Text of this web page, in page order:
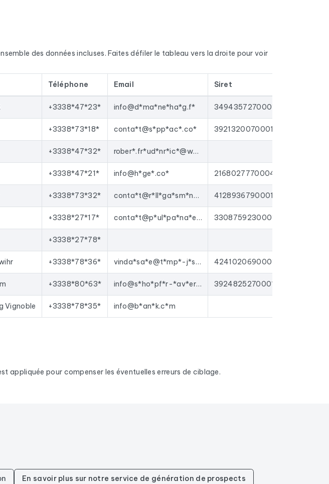
d'être inclus. Les adresses invalides, les boîtes pleines et les
postale complète, du numéro de téléphone fixe et mobile quand il est
Répertoire National des Entreprises).
été mis à jour le 31/07/2026. Ce ne sont pas des contacts qui traînent dans
et les nouvelles sont ajoutées.
des campagnes d'emailing ciblées sur lesvignerons et viticulteurs,
des données incluses. Faites défiler le tableau vers la droite pour voir
Téléphone Email Siret
+3338*47*23* info@d*ma*ne*ha*g.f* 34943572700012
+3338*73*18* conta*t@s*pp*ac*.co* 39213200700015
+3338*47*32* rober*.fr*ud*nr*ic*@wa*ad*o.f*
+3338*47*21* info@h*ge*.co* 21680277700047
+3338*73*32* conta*t@r*ll*ga*sm*nn.*r 41289367900016
+3338*27*17* conta*t@p*ul*pa*na*el.*om 33087592300014
+3338*27*78*
+3338*78*36* vinda*sa*e@t*mp*-j*ss*l.c*m 42410206900012
+3338*80*63* info@s*ho*pf*r-*av*er.*om 39248252700018
Vignoble +3338*78*35* info@b*an*k.c*m
appliquée pour compenser les éventuelles erreurs de ciblage.
En savoir plus sur notre service de génération de prospects